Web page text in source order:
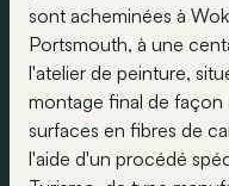
sont acheminées à
Portsmouth, à une
l'atelier de peinture,
montage final de façon
surfaces en fibres de
l'aide d'un procédé